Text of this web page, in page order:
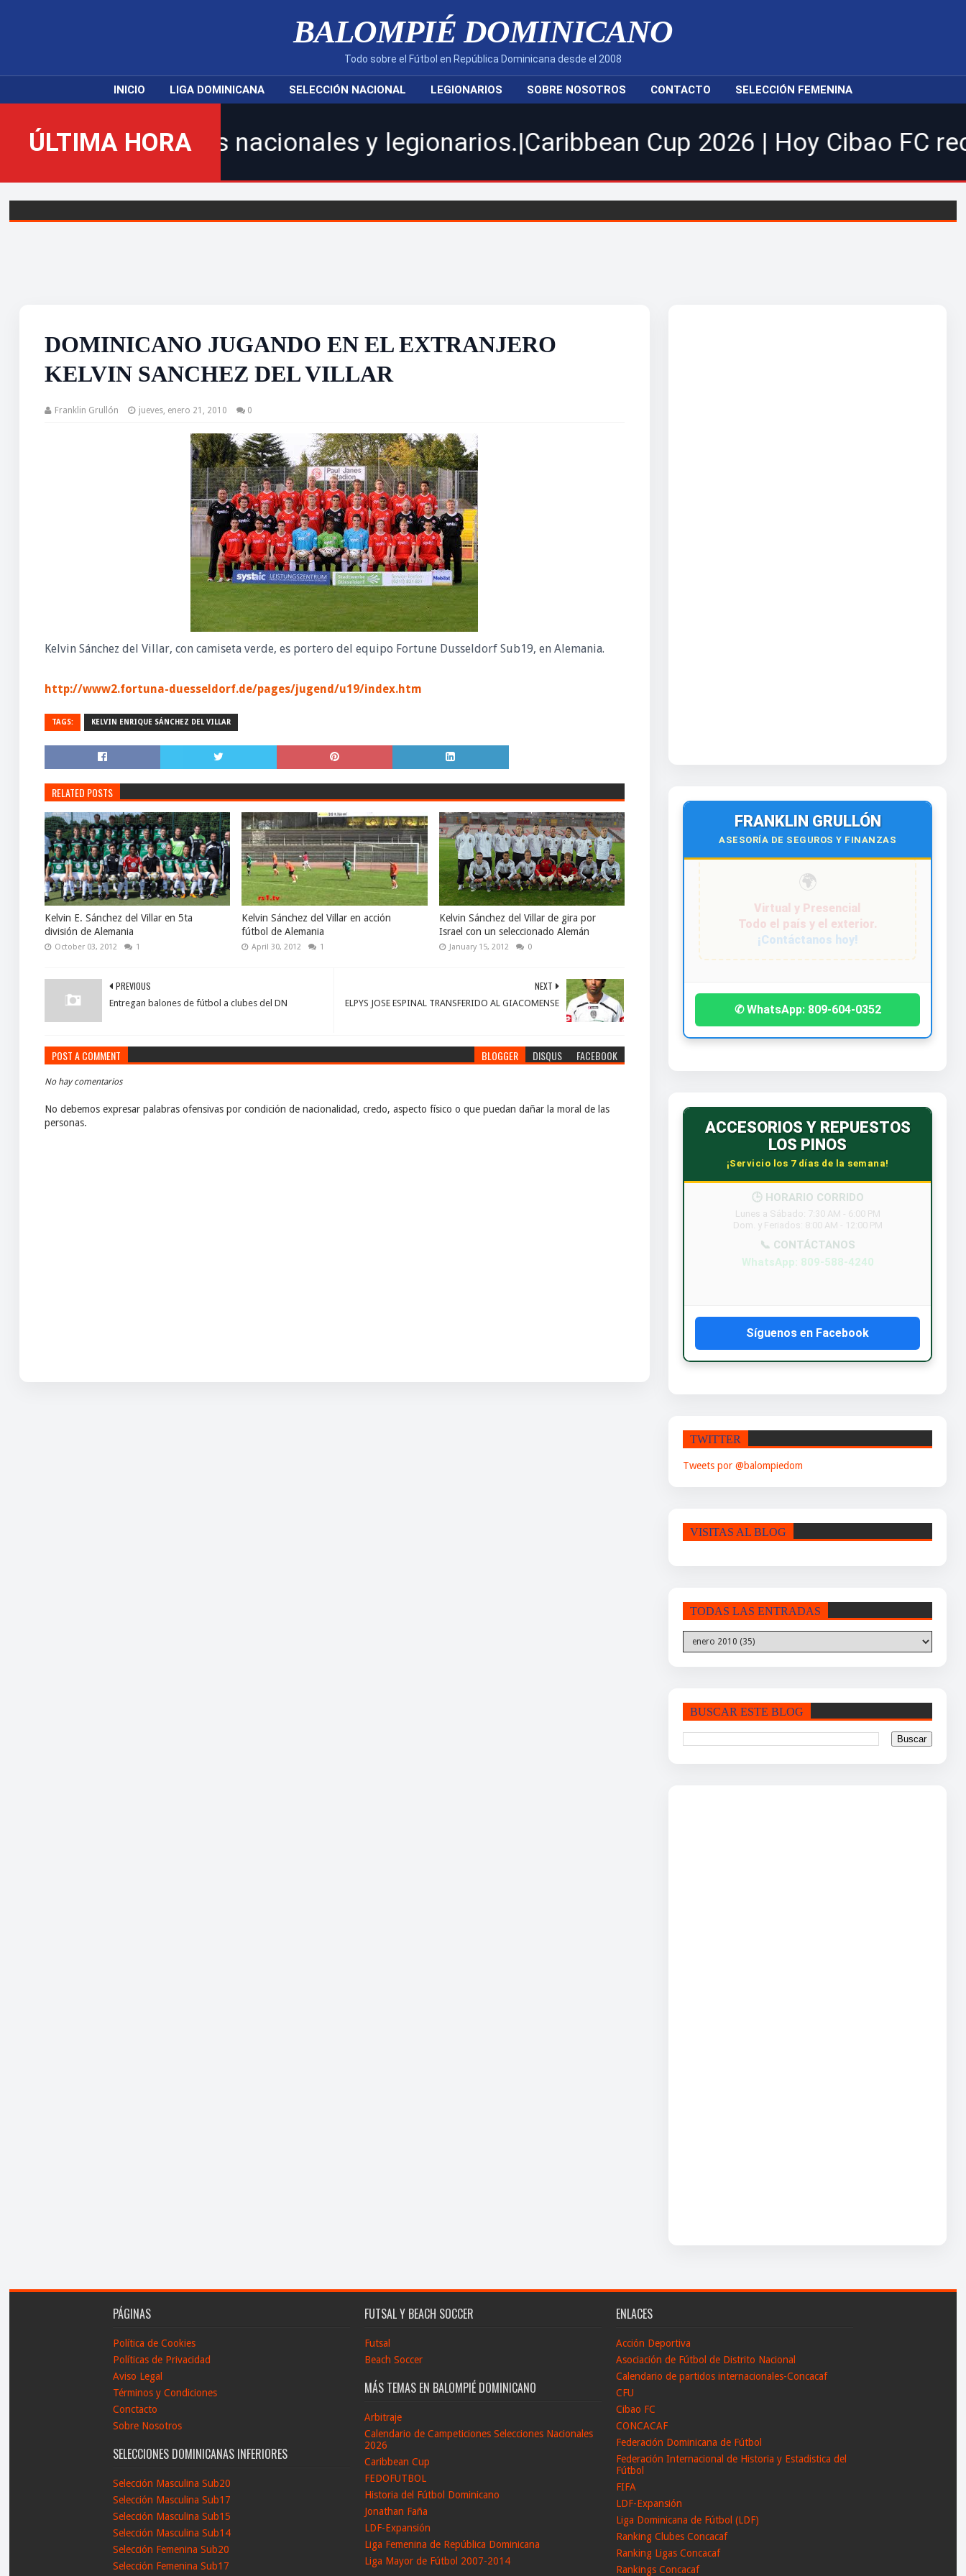
BALOMPIÉ DOMINICANO
Todo sobre el Fútbol en República Dominicana desde el 2008
INICIO LIGA DOMINICANA SELECCIÓN NACIONAL LEGIONARIOS SOBRE NOSOTROS CONTACTO SELECCIÓN FEMENINA
ÚLTIMA HORAnacionales y legionarios.|Caribbean Cup 2026 | Hoy Cibao FC recibe
DOMINICANO JUGANDO EN EL EXTRANJERO
KELVIN SANCHEZ DEL VILLAR
Franklin Grullón jueves, enero 21, 2010 0
Kelvin Sánchez del Villar, con camiseta verde, es portero del equipo Fortune Dusseldorf Sub19, en Alemania.
http://www2.fortuna-duesseldorf.de/pages/jugend/u19/index.htm
TAGS: KELVIN ENRIQUE SÁNCHEZ DEL VILLAR
RELATED POSTS
Kelvin E. Sánchez del Villar en 5ta
división de Alemania
October 03, 2012 1
Kelvin Sánchez del Villar en acción
fútbol de Alemania
April 30, 2012 1
Kelvin Sánchez del Villar de gira por
Israel con un seleccionado Alemán
January 15, 2012 0
NEXT
ELPYS JOSE ESPINAL TRANSFERIDO AL GIACOMENSE
PREVIOUS
Entregan balones de fútbol a clubes del DN
POST A COMMENT BLOGGER DISQUS FACEBOOK
No hay comentarios
No debemos expresar palabras ofensivas por condición de nacionalidad, credo, aspecto físico o que puedan dañar la moral de las
personas.
FRANKLIN GRULLÓN
ASESORÍA DE SEGUROS Y FINANZAS
¡Contáctanos hoy!
✆ WhatsApp: 809-604-0352
ACCESORIOS Y REPUESTOS
LOS PINOS
¡Servicio los 7 días de la semana!
Síguenos en Facebook
TWITTER
Tweets por @balompiedom
VISITAS AL BLOG
TODAS LAS ENTRADAS
BUSCAR ESTE BLOG
PÁGINAS
Política de Cookies
Políticas de Privacidad
Aviso Legal
Términos y Condiciones
Conctacto
Sobre Nosotros
SELECCIONES DOMINICANAS INFERIORES
Selección Masculina Sub20
Selección Masculina Sub17
Selección Masculina Sub15
Selección Masculina Sub14
Selección Femenina Sub20
Selección Femenina Sub17
FUTSAL Y BEACH SOCCER
Futsal
Beach Soccer
MÁS TEMAS EN BALOMPIÉ DOMINICANO
Arbitraje
Calendario de Campeticiones Selecciones Nacionales
2026
Caribbean Cup
FEDOFUTBOL
Historia del Fútbol Dominicano
Jonathan Faña
LDF-Expansión
Liga Femenina de República Dominicana
Liga Mayor de Fútbol 2007-2014
ENLACES
Acción Deportiva
Asociación de Fútbol de Distrito Nacional
Calendario de partidos internacionales-Concacaf
CFU
Cibao FC
CONCACAF
Federación Dominicana de Fútbol
Federación Internacional de Historia y Estadistica del
Fútbol
FIFA
LDF-Expansión
Liga Dominicana de Fútbol (LDF)
Ranking Clubes Concacaf
Ranking Ligas Concacaf
Rankings Concacaf